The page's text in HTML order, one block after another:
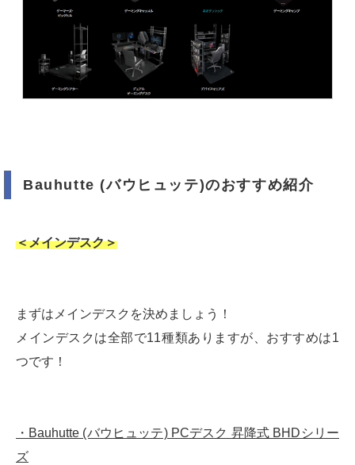
Bauhutte (バウヒュッテ)のおすすめ紹介
＜メインデスク＞
まずはメインデスクを決めましょう！
メインデスクは全部で11種類ありますが、おすすめは1
つです！
・Bauhutte (バウヒュッテ) PCデスク 昇降式 BHDシリー
ズ